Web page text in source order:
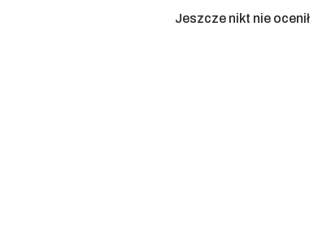
Jeszcze nikt nie ocenił